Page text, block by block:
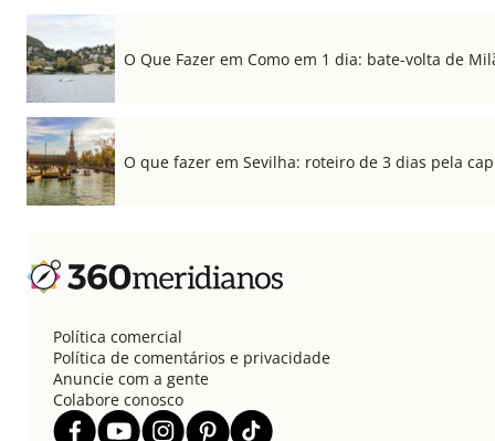
O Que Fazer em Como em 1 dia: bate-volta de
O que fazer em Sevilha: roteiro de 3 dias pela
Política comercial
Política de comentários e privacidade
Anuncie com a gente
Colabore conosco